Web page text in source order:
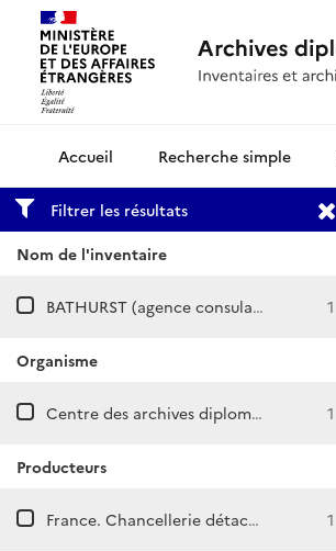
Archives diplomatiquesRecherche simple
Filtrer les résultats
Nom de l'inventaire
BATHURST (agence consulaire, consulat puis chancellerie détachée) 1
Organisme
Centre des archives diplomatiques de Nantes 1
Producteurs
France. Chancellerie détachée à Bathurst 1